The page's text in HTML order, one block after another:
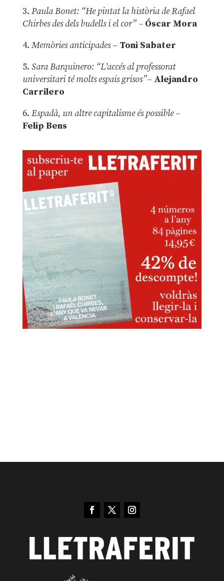
3. Paula Bonet: “He pintat la història de Rafael
Chirbes des dels budells i el cor” –Óscar Mora
4. Memòries anticipades– Toni Sabater
5. Sara Barquinero: “L’accés al professorat
universitari té molts espais grisos”– Alejandro
Carrilero
6. Espadà, un altre capitalisme és possible –
Felip Bens